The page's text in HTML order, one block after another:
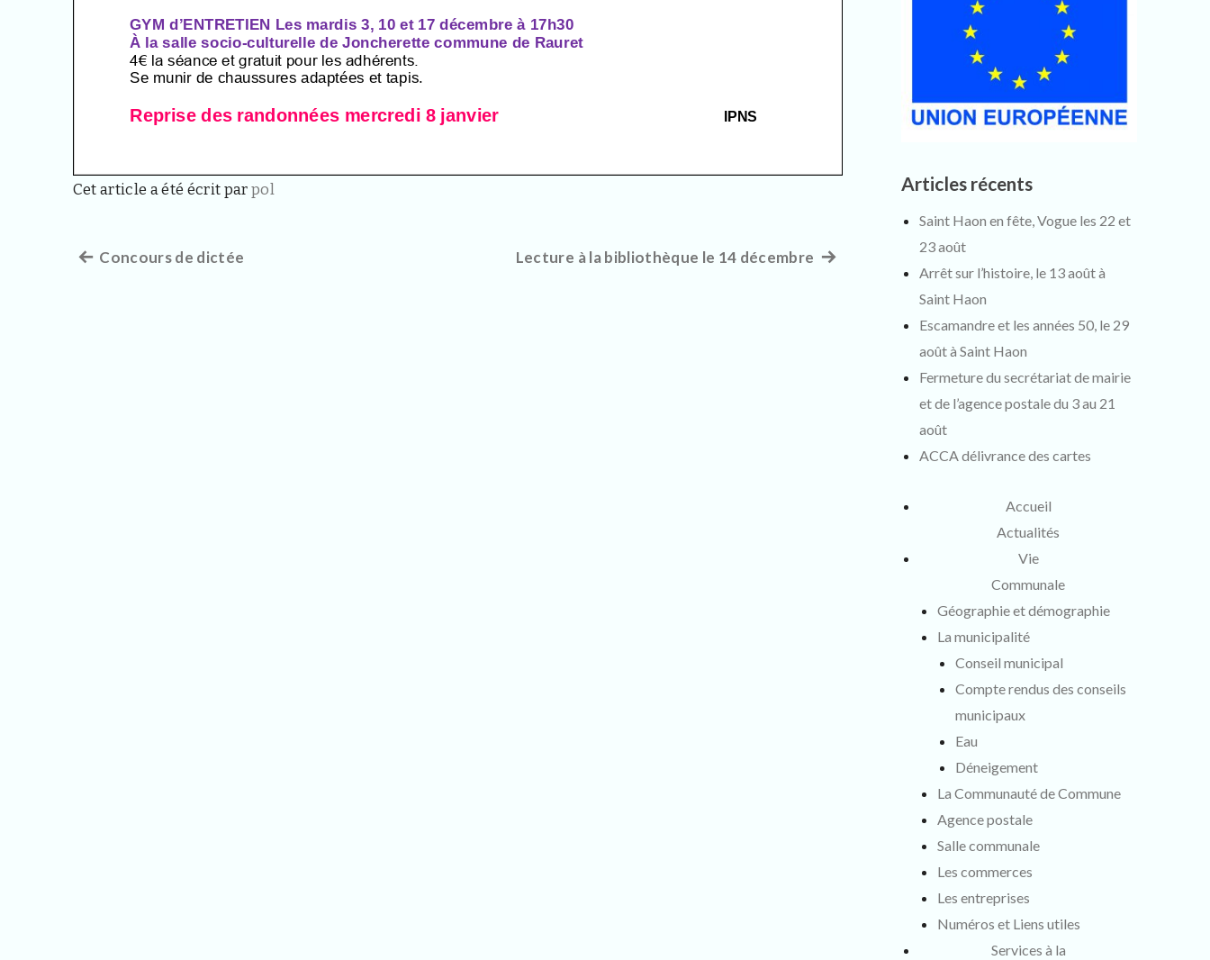
Cet article a été écrit parpol
Navigation
Article
Concours de dictée Lecture à la bibliothèque le 14 décembre Article
Articles récents
Saint Haon en fête, Vogue les 22 et
23 août
Arrêt sur l’histoire, le 13 août à
Saint Haon
Escamandre et les années 50, le 29
août à Saint Haon
Fermeture du secrétariat de mairie
et de l’agence postale du 3 au 21
août
ACCA délivrance des cartes
Accueil
Actualités
Vie
Communale
Géographie et démographie
La municipalité
Conseil municipal
Compte rendus des conseils
municipaux
Eau
Déneigement
La Communauté de Commune
Agence postale
Salle communale
Les commerces
Les entreprises
Numéros et Liens utiles
Services à la